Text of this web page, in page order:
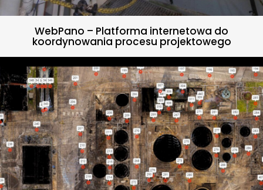
WebPano – Platforma internetowa do
koordynowania procesu projektowego